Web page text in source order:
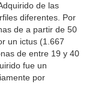
de las
diferentes. Por
de a partir de 50
un ictus (1.667
de entre 19 y 40
fue un
por